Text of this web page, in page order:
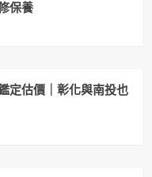
保養
定估價｜彰化與南投也